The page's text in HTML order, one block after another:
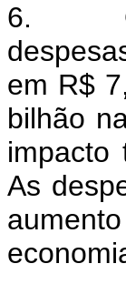
6.
em R$
bilhão
impacto
As